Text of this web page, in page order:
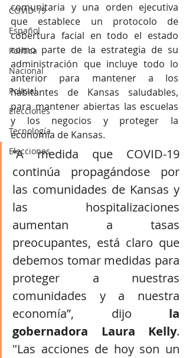
COVID-19
Español
Política
Nacional
Policial
Elecciones
Tecnología
Elecciones
comunitaria y una orden ejecutiva
que establece un protocolo de
cobertura facial en todo el estado
como parte de la estrategia de su
administración que incluye todo lo
anterior para mantener a los
habitantes de Kansas saludables,
para mantener abiertas las escuelas
y los negocios y proteger la
economía de Kansas.
“A medida que COVID-19
continúa propagándose por
las comunidades de Kansas y
las hospitalizaciones
aumentan a tasas
preocupantes, está claro que
debemos tomar medidas para
proteger a nuestras
comunidades y a nuestra
economía”, dijo la
gobernadora Laura Kelly.
"Las acciones de hoy son un